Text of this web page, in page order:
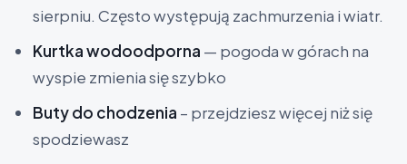
sierpniu. Często występują zachmurzenia i wiatr.
Kurtka wodoodporna — pogoda w górach na
wyspie zmienia się szybko
Buty do chodzenia – przejdziesz więcej niż się
spodziewasz